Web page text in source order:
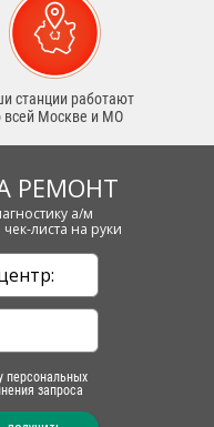
станции работают
всей Москве и МО
РЕМОНТ
а/м
листа на руки
персональных
запроса